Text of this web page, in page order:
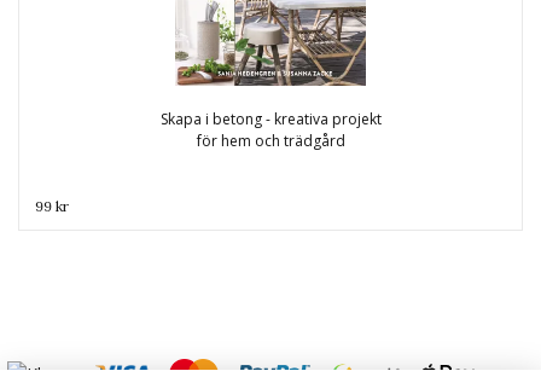
Skapa i betong - kreativa projekt
för hem och trädgård
99 kr